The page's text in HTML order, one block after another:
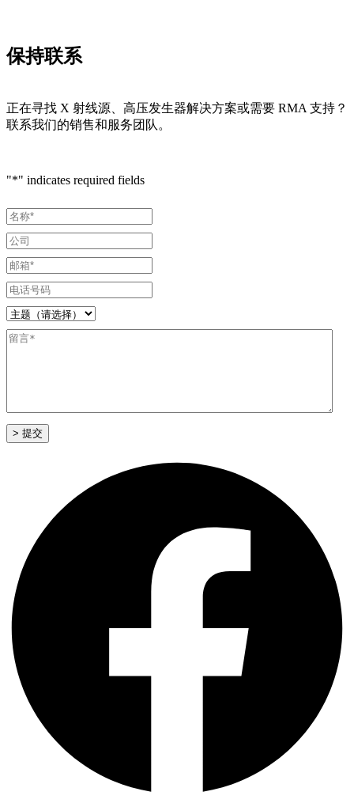
保持联系
正在寻找 X 射线源、高压发生器解决方案或需要 RMA 支持？
联系我们的销售和服务团队。
"*" indicates required fields